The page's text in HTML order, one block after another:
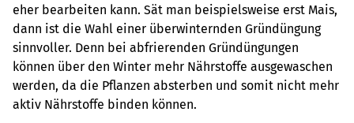
eher bearbeiten kann. Sät man beispielsweise erst Mais,
dann ist die Wahl einer überwinternden Gründüngung
sinnvoller. Denn bei abfrierenden Gründüngungen
können über den Winter mehr Nährstoffe ausgewaschen
werden, da die Pflanzen absterben und somit nicht mehr
aktiv Nährstoffe binden können.